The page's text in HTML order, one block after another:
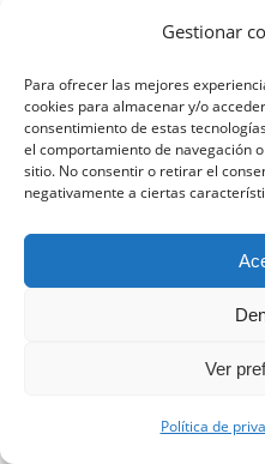
Gestionar
Para ofrecer las mejores
cookies para almacenar y/o
consentimiento de estas
el comportamiento de navegación
sitio. No consentir o retirar el
negativamente a ciertas
Ver
Política de
una tarjeta
usamos las
te dejamos
descuento.
mejores
Japón
Passport
tu viaje